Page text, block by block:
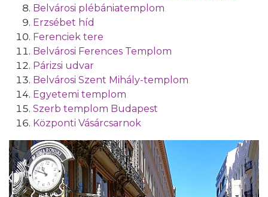
Belvárosi plébániatemplom
Erzsébet híd
Ferenciek tere
Belvárosi Ferences Templom
Párizsi udvar
Belvárosi Szent Mihály-templom
Egyetemi templom
Szerb templom Budapest
Központi Vásárcsarnok